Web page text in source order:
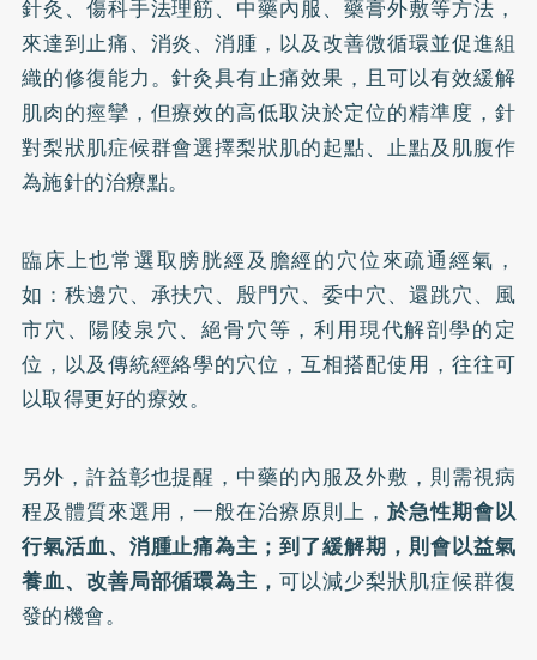
針灸、傷科手法理筋、中藥內服、藥膏外敷等方法，
來達到止痛、消炎、消腫，以及改善微循環並促進組
織的修復能力。針灸具有止痛效果，且可以有效緩解
肌肉的痙攣，但療效的高低取決於定位的精準度，針
對梨狀肌症候群會選擇梨狀肌的起點、止點及肌腹作
為施針的治療點。
臨床上也常選取膀胱經及膽經的穴位來疏通經氣，
如：秩邊穴、承扶穴、殷門穴、委中穴、還跳穴、風
市穴、陽陵泉穴、絕骨穴等，利用現代解剖學的定
位，以及傳統經絡學的穴位，互相搭配使用，往往可
以取得更好的療效。
另外，許益彰也提醒，中藥的內服及外敷，則需視病
程及體質來選用，一般在治療原則上， 於急性期會以
行氣活血、消腫止痛為主；到了緩解期，則會以益氣
養血、改善局部循環為主，可以減少梨狀肌症候群復
發的機會。